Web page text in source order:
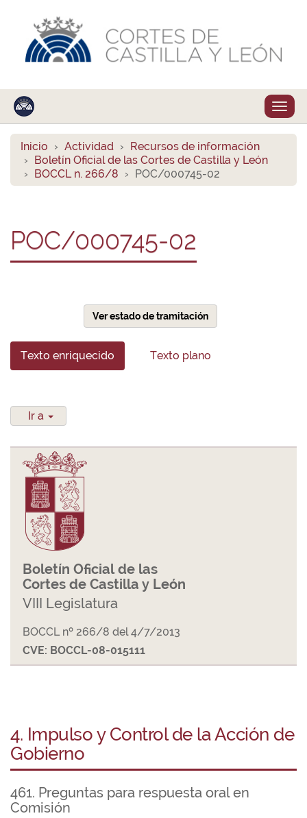
Inicio Actividad
Recursos de información
Boletín Oficial de las Cortes de Castilla y León
BOCCL n. 266/8
POC/000745-02
POC/000745-02
Ver estado de tramitación
Texto enriquecido Texto plano
Ir a
Boletín Oficial de las
Cortes de Castilla y León
VIII Legislatura
BOCCL nº 266/8 del 4/7/2013
CVE: BOCCL-08-015111
4. Impulso y Control de la Acción de
Gobierno
461. Preguntas para respuesta oral en
Comisión